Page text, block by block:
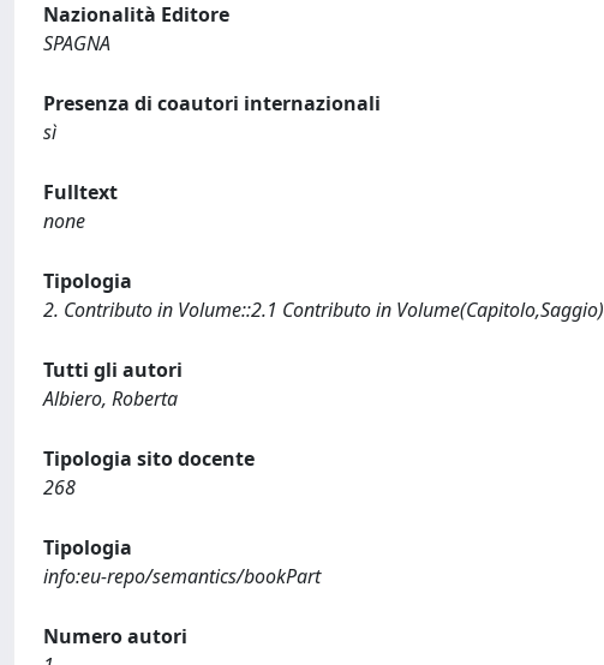
Nazionalità Editore
SPAGNA
Presenza di coautori internazionali
sì
Fulltext
none
Tipologia
2. Contributo in Volume::2.1 Contributo in Volume(Capitolo,Saggio)
Tutti gli autori
Albiero, Roberta
Tipologia sito docente
268
Tipologia
info:eu-repo/semantics/bookPart
Numero autori